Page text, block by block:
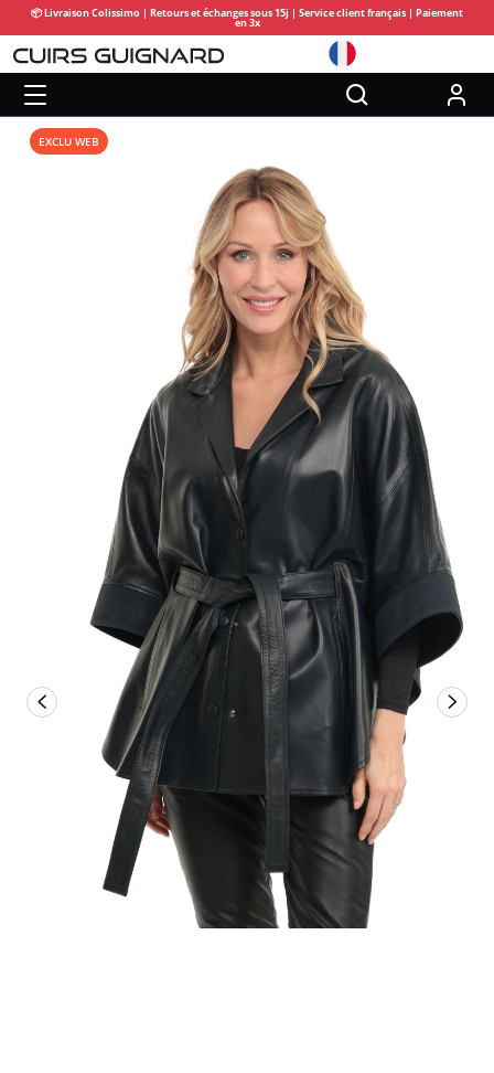
📦 Livraison Colissimo | Retours et échanges sous 15j | Service client français | Paiement
en 3x
EXCLU WEB